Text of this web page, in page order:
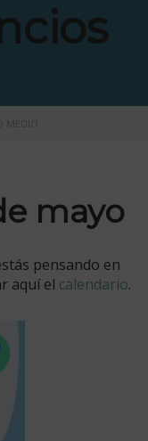
mayo
pensando en
aquí el calendario.